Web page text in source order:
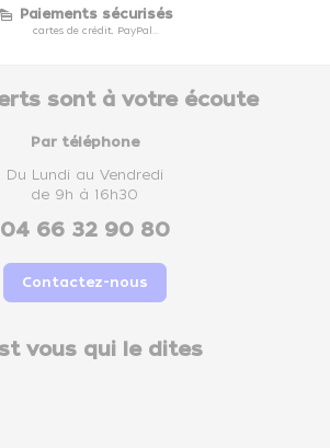
Paiements sécurisés
cartes de crédit, PayPal...
sont à votre écoute
Par téléphone
Du Lundi au Vendredi
de 9h à 16h30
04 66 32 90 80
Contactez-nous
vous qui le dites